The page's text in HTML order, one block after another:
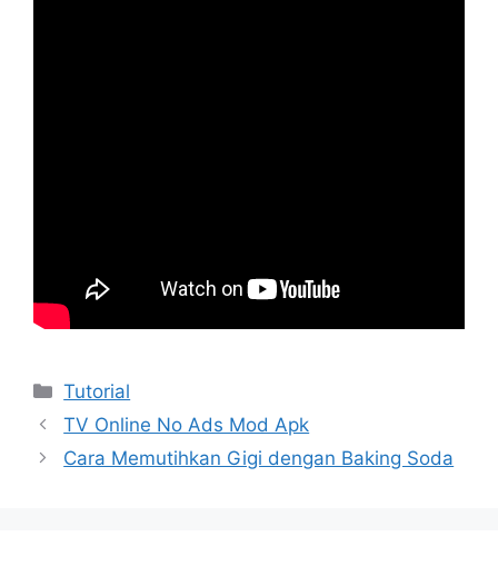
Kategori
Tutorial
TV Online No Ads Mod Apk
Cara Memutihkan Gigi dengan Baking Soda